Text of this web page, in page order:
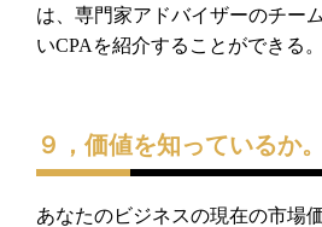
は、 専門家アドバイザーのチー
いCPA を紹介することができる。
９，価値を知っているか。
あなたのビジネスの現在の市場